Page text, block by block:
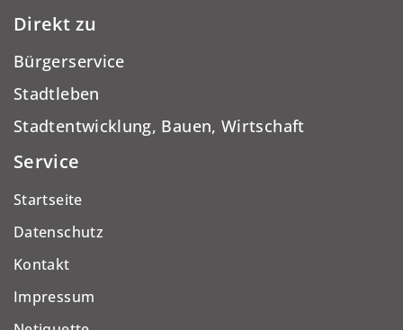
Direkt zu
Bürgerservice
Stadtleben
Stadtentwicklung, Bauen, Wirtschaft
Service
Startseite
Datenschutz
Kontakt
Impressum